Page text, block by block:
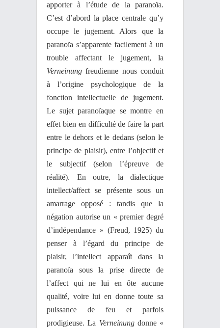
apporter à l’étude de la paranoïa.
C’est d’abord la place centrale qu’y
occupe le jugement. Alors que la
paranoïa s’apparente facilement à un
trouble affectant le jugement, la
Verneinung freudienne nous conduit
à l’origine psychologique de la
fonction intellectuelle de jugement.
Le sujet paranoïaque se montre en
effet bien en difficulté de faire la part
entre le dehors et le dedans (selon le
principe de plaisir), entre l’objectif et
le subjectif (selon l’épreuve de
réalité). En outre, la dialectique
intellect/affect se présente sous un
amarrage opposé : tandis que la
négation autorise un « premier degré
d’indépendance » (Freud, 1925) du
penser à l’égard du principe de
plaisir, l’intellect apparaît dans la
paranoïa sous la prise directe de
l’affect qui ne lui en ôte aucune
qualité, voire lui en donne toute sa
puissance de feu et parfois
prodigieuse. La Verneinungdonne «